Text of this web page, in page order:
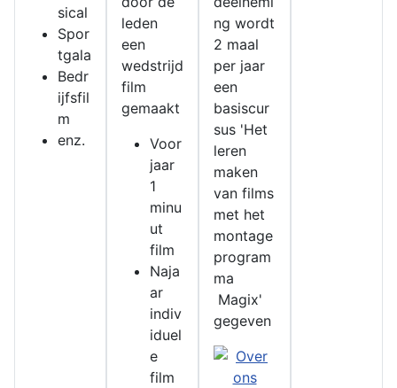
sical
Spor
tgala
Bedr
ijfsfil
m
enz.
leden
een
wedstrijd
film
gemaakt
Voor
jaar
1
minu
ut
film
Naja
ar
indiv
iduel
e
film
ng wordt
2 maal
per jaar
een
basiscur
sus 'Het
leren
maken
van films
met het
montage
program
ma
Magix'
gegeven